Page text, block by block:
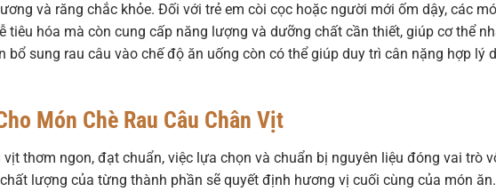
và răng chắc khỏe. Đối với trẻ em còi cọc hoặc người mới ốm dậy, các
tiêu hóa mà còn cung cấp năng lượng và dưỡng chất cần thiết, giúp cơ thể
bổ sung rau câu vào chế độ ăn uống còn có thể giúp duy trì cân nặng hợp lý
Món Chè Rau Câu Chân Vịt
thơm ngon, đạt chuẩn, việc lựa chọn và chuẩn bị nguyên liệu đóng vai trò
lượng của từng thành phần sẽ quyết định hương vị cuối cùng của món ăn.